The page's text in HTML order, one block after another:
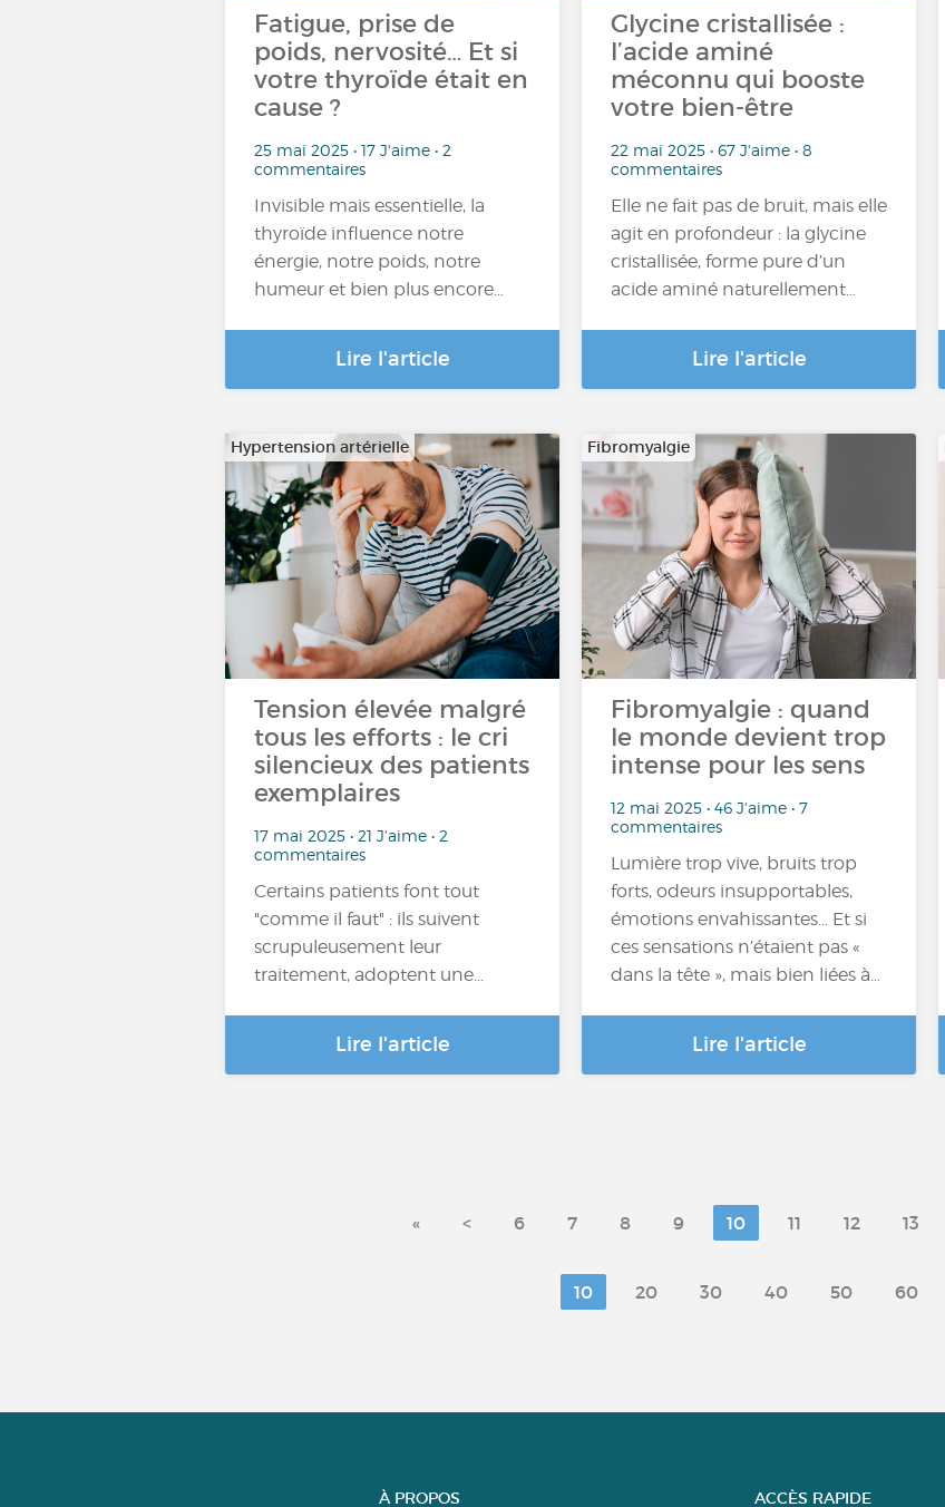
Fatigue, prise de
poids, nervosité… Et si
votre thyroïde était en
cause ?
25 mai 2025 • 17 J'aime • 2
commentaires
Invisible mais essentielle, la
thyroïde influence notre
énergie, notre poids, notre
humeur et bien plus encore…
Lire l'article
Glycine cristallisée :
l’acide aminé
méconnu qui booste
votre bien-être
22 mai 2025 • 67 J'aime • 8
commentaires
Elle ne fait pas de bruit, mais elle
agit en profondeur : la glycine
cristallisée, forme pure d’un
acide aminé naturellement…
Lire l'article
Hypertension artérielle
Tension élevée malgré
tous les efforts : le cri
silencieux des patients
exemplaires
17 mai 2025 • 21 J'aime • 2
commentaires
Certains patients font tout
"comme il faut" : ils suivent
scrupuleusement leur
traitement, adoptent une…
Lire l'article
Fibromyalgie
Fibromyalgie : quand
le monde devient trop
intense pour les sens
12 mai 2025 • 46 J'aime • 7
commentaires
Lumière trop vive, bruits trop
forts, odeurs insupportables,
émotions envahissantes… Et si
ces sensations n’étaient pas «
dans la tête », mais bien liées à…
Lire l'article
« < 6 7 8 9 10 11 12 13
10 20 30 40 50 60
À PROPOS ACCÈS RAPIDE